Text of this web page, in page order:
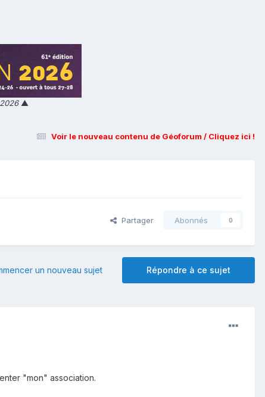
▲
Voir le nouveau contenu de Géoforum / Cliquez ici !
Partager Abonnés 0
Répondre à ce sujet
un nouveau sujet
"mon" association.